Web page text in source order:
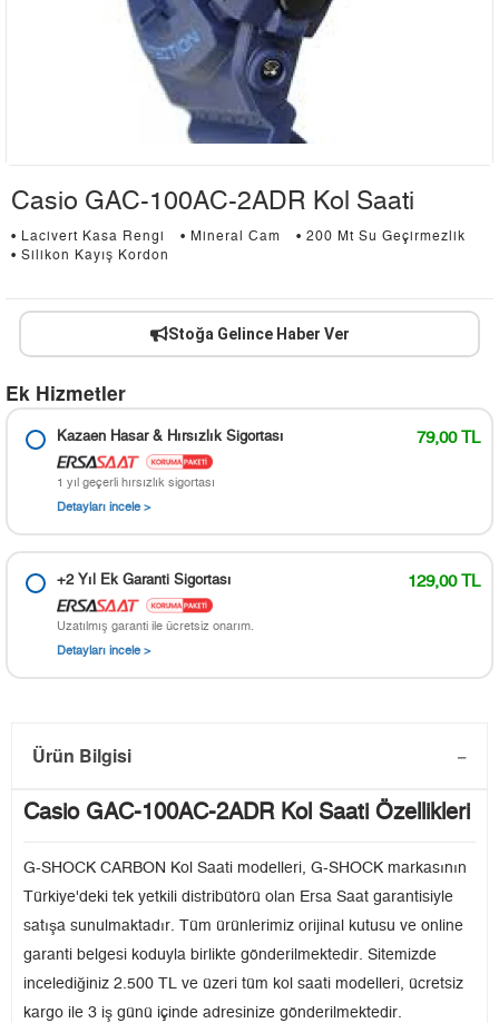
Casio GAC-100AC-2ADR Kol Saati
• Lacivert Kasa Rengi • Mineral Cam
• 200 Mt Su Geçirmezlik
• Silikon Kayış Kordon
Stoğa Gelince Haber Ver
Ek Hizmetler
Kazaen Hasar & Hırsızlık Sigortası 79,00 TL
1 yıl geçerli hırsızlık sigortası
Detayları incele >
+2 Yıl Ek Garanti Sigortası 129,00 TL
Uzatılmış garanti ile ücretsiz onarım.
Detayları incele >
Ürün Bilgisi
Casio GAC-100AC-2ADR Kol Saati Özellikleri
G-SHOCK CARBON Kol Saati modelleri, G-SHOCK markasının
Türkiye'deki tek yetkili distribütörü olan Ersa Saat garantisiyle
satışa sunulmaktadır. Tüm ürünlerimiz orijinal kutusu ve online
garanti belgesi koduyla birlikte gönderilmektedir. Sitemizde
incelediğiniz 2.500 TL ve üzeri tüm kol saati modelleri, ücretsiz
kargo ile 3 iş günü içinde adresinize gönderilmektedir.